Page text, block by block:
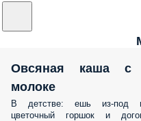
Овсяная каша с
молоке
В детстве: ешь из-под
цветочный горшок и